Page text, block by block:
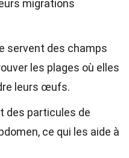
migrations
servent des champs
les plages où elles
leurs œufs.
des particules de
ce qui les aide à